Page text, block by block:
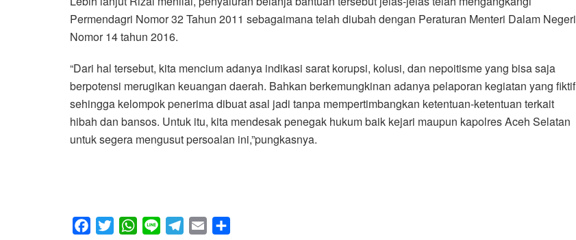
Permendagri Nomor 32 Tahun 2011 sebagaimana telah diubah dengan Peraturan Menteri Dalam Negeri
Nomor 14 tahun 2016.
“Dari hal tersebut, kita mencium adanya indikasi sarat korupsi, kolusi, dan nepoitisme yang bisa saja
berpotensi merugikan keuangan daerah. Bahkan berkemungkinan adanya pelaporan kegiatan yang fiktif
sehingga kelompok penerima dibuat asal jadi tanpa mempertimbangkan ketentuan-ketentuan terkait
hibah dan bansos. Untuk itu, kita mendesak penegak hukum baik kejari maupun kapolres Aceh Selatan
untuk segera mengusut persoalan ini,”pungkasnya.
W